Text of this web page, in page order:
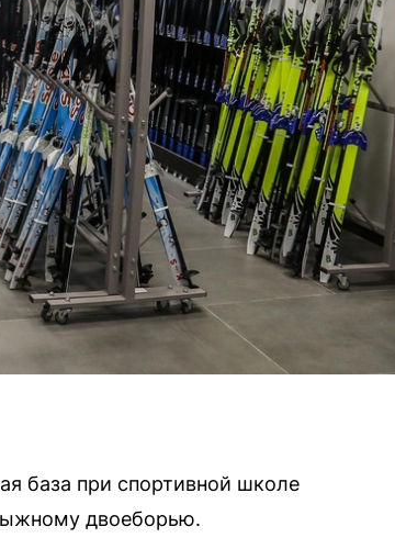
база при спортивной школе
двоеборью.